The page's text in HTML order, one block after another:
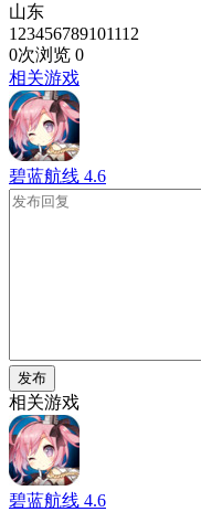
山东
123456789101112
0次浏览 0
相关游戏
碧蓝航线 4.6
发布
相关游戏
碧蓝航线 4.6